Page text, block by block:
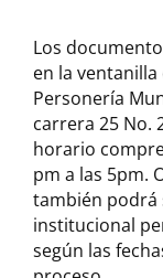
Los
en la
Personería
carrera 25 No.
horario
pm a las 5pm.
también podrá
institucional
según las